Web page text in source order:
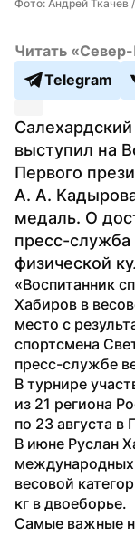
Фото: Андрей
Читать
Telegram
выступил на
Первого
А. А.
медаль. О
пресс-служба
физической
«Воспитанник
Хабиров в
место с
спортсмена
пресс-службе
В турнире
из 21 региона
по 23 августа в
В июне Руслан
международных
весовой
кг в двоеборье.